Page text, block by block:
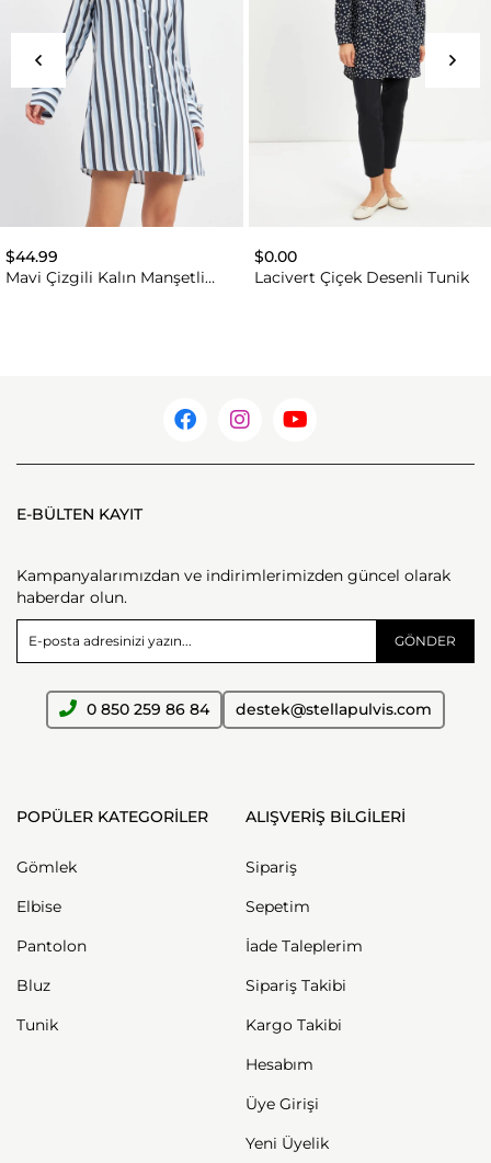
Mavi Çizgili Kalın Manşetli
$44.99
Lacivert Çiçek Desenli Tunik
$0.00
E-BÜLTEN KAYIT
Kampanyalarımızdan ve indirimlerimizden güncel olarak
haberdar olun.
GÖNDER
0 850 259 86 84 destek@stellapulvis.com
POPÜLER KATEGORİLER
Gömlek
Elbise
Pantolon
Bluz
Tunik
ALIŞVERİŞ BİLGİLERİ
Sipariş
Sepetim
İade Taleplerim
Sipariş Takibi
Kargo Takibi
Hesabım
Üye Girişi
Yeni Üyelik